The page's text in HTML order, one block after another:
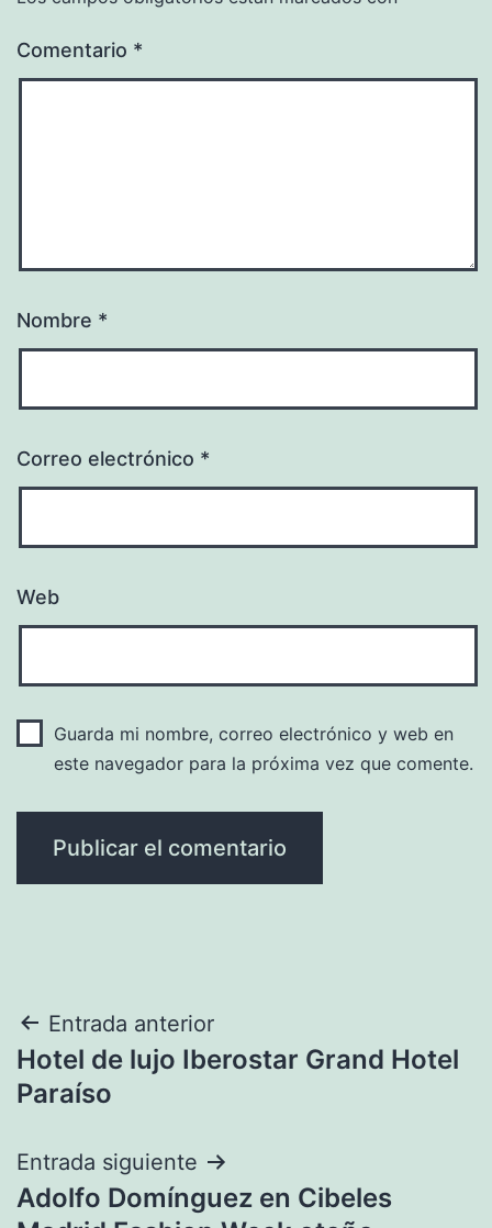
Comentario *
Nombre *
Correo electrónico *
Web
Guarda mi nombre, correo electrónico y web en
este navegador para la próxima vez que comente.
Navegación
de
Entrada anterior
Hotel de lujo Iberostar Grand Hotel
Paraíso
Entrada siguiente
Adolfo Domínguez en Cibeles